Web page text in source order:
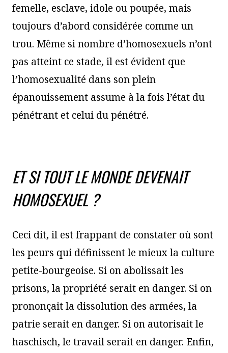
femelle, esclave, idole ou poupée, mais
toujours d’abord considérée comme un
trou. Même si nombre d’homosexuels n’ont
pas atteint ce stade, il est évident que
l’homosexualité dans son plein
épanouissement assume à la fois l’état du
pénétrant et celui du pénétré.
ET SI TOUT LE MONDE DEVENAIT
HOMOSEXUEL ?
Ceci dit, il est frappant de constater où sont
les peurs qui définissent le mieux la culture
petite-bourgeoise. Si on abolissait les
prisons, la propriété serait en danger. Si on
prononçait la dissolution des armées, la
patrie serait en danger. Si on autorisait le
haschisch, le travail serait en danger. Enfin,